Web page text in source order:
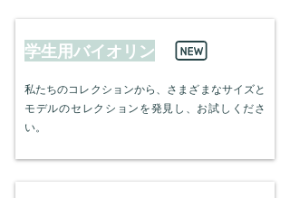
私たちのコレクションから、さまざまなサイズと
モデルのセレクションを発見し、お試しくださ
い。
学生用バイオリン